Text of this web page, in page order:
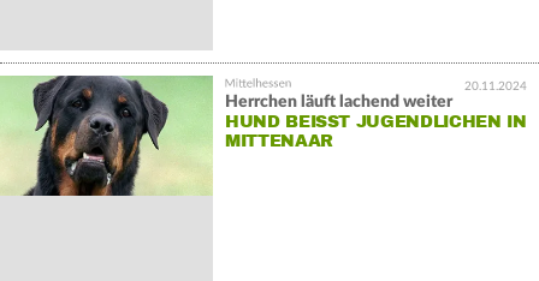
20.11.2024
Herrchen läuft lachend weiter
HUND BEISST JUGENDLICHEN IN M
ITTENAAR